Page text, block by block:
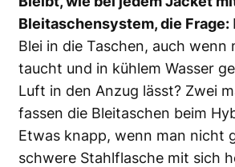
Bleitaschensystem, die Frage:
Blei in die Taschen, auch wenn
taucht und in kühlem Wasser
Luft in den Anzug lässt? Zwei
fassen die Bleitaschen beim
Etwas knapp, wenn man nicht
schwere Stahlflasche mit sich